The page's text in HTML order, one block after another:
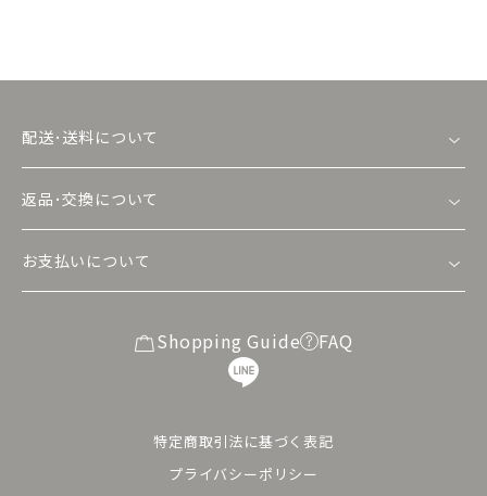
配送･送料について
返品･交換について
お支払いについて
Shopping Guide FAQ
特定商取引法に基づく表記
プライバシーポリシー